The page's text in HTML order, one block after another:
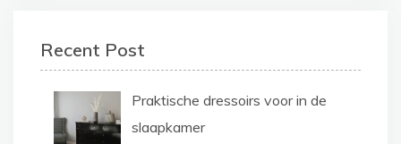
Recent Post
Praktische dressoirs voor in de
slaapkamer